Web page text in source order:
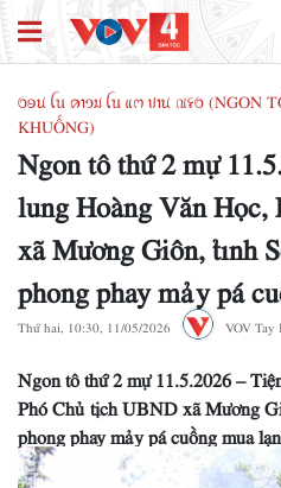
ꪉꪮꪙ ꪶꪕ ꪁꪱꪫꪣ ꪶꪕ ꪵꪔ ꪚꪱꪙ ꪄꪺꪉ (NGON
KHUỐNG)
Ngon tô thứ 2 mự
lung Hoàng Văn
xã Mương Giôn, tỉnh
phong phay mảy pá
Thứ hai, 10:30, 11/05/2026 VOV Tay
Ngon tô thứ 2 mự 11.5.2026 –
Phó Chủ tịch UBND xã Mương
phong phay mảy pá cuồng mua